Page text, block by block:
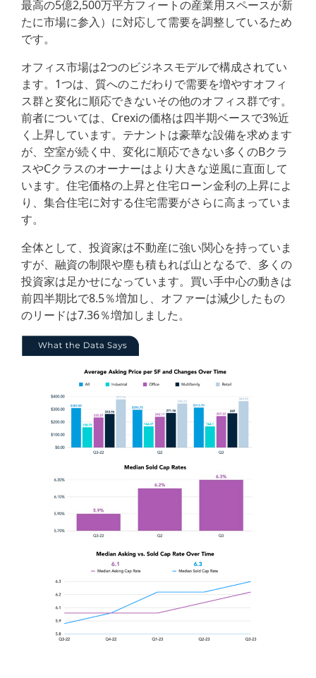
最高の5億2,500万平方フィートの産業用スペースが新
たに市場に参入）に対応して需要を調整しているため
です。
オフィス市場は2つのビジネスモデルで構成されてい
ます。1つは、質へのこだわりで需要を増やすオフィ
ス群と変化に順応できないその他のオフィス群です。
前者については、Crexiの価格は四半期ベースで3%近
く上昇しています。テナントは豪華な設備を求めます
が、空室が続く中、変化に順応できない多くのBクラ
スやCクラスのオーナーはより大きな逆風に直面して
います。住宅価格の上昇と住宅ローン金利の上昇によ
り、集合住宅に対する住宅需要がさらに高まっていま
す。
全体として、投資家は不動産に強い関心を持っていま
すが、融資の制限や塵も積もれば山となるで、多くの
投資家は足かせになっています。買い手中心の動きは
前四半期比で8.5％増加し、オファーは減少したもの
のリードは7.36％増加しました。